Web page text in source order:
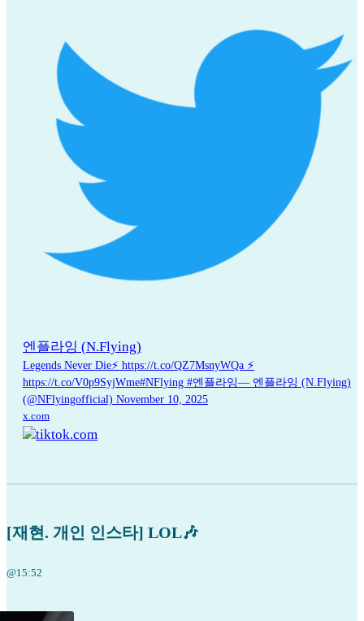
엔플라잉 (N.Flying)
Legends Never Die⚡ https://t.co/QZ7MsnyWQa ⚡
https://t.co/V0p9SyjWme#NFlying #엔플라잉— 엔플라잉 (N.Flying)
(@NFlyingofficial) November 10, 2025
x.com
tiktok.com
[재현. 개인 인스타] LOL🎶
@15:52